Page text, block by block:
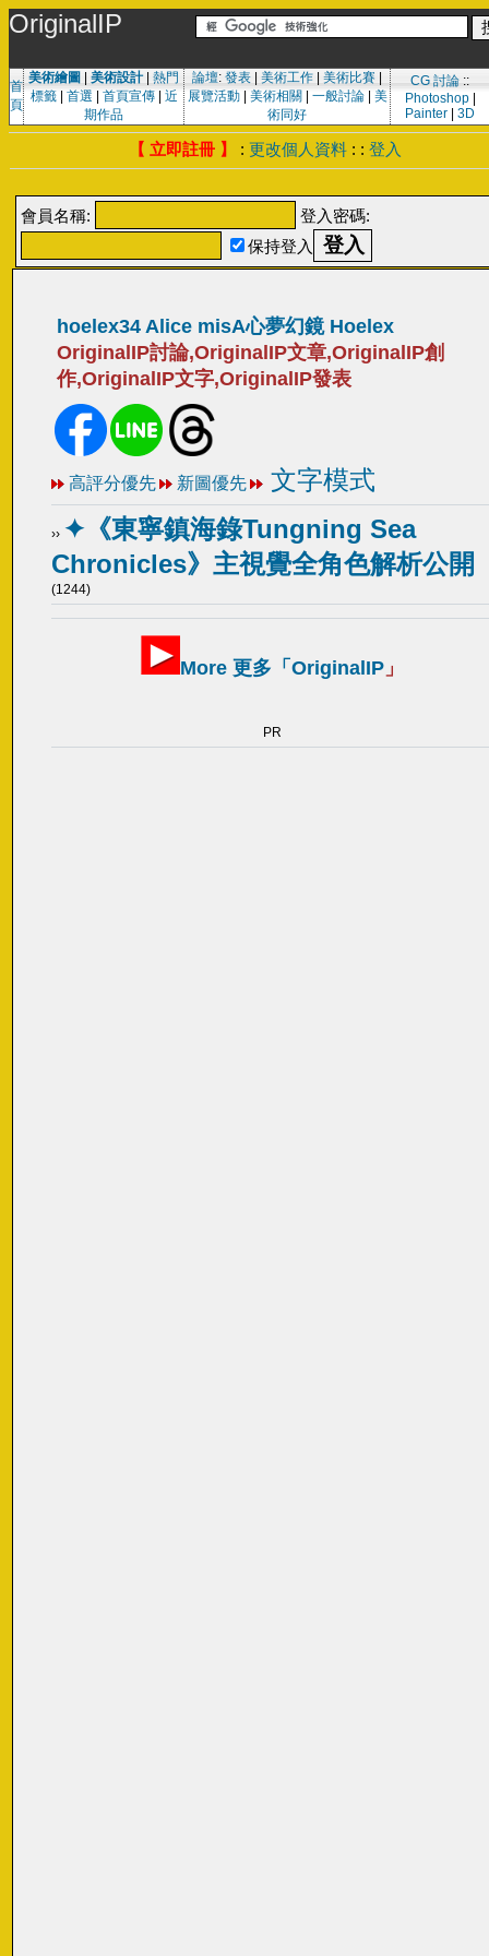
OriginalIP
首
頁
美術繪圖 美術設計| 熱門
標籤| 首選 首頁宣傳| 近
期作品
論壇: 發表 美術工作 美術比賽
展覽活動| 美術相關 一般討論| 美
術同好
CG 討論 ::
Photoshop|
Painter
3D
【 立即註冊 】 : 更改個人資料 : : 登入
會員名稱:
登入密碼:
保持登入
hoelex34 Alice misA心夢幻鏡 Hoelex
OriginalIP討論,OriginalIP文章,OriginalIP創
作,OriginalIP文字,OriginalIP發表
高評分優先 新圖優先 文字模式
›› ✦《東寧鎮海錄Tungning Sea
Chronicles》主視覺全角色解析公開
(1244)
More 更多「 OriginalIP」
PR